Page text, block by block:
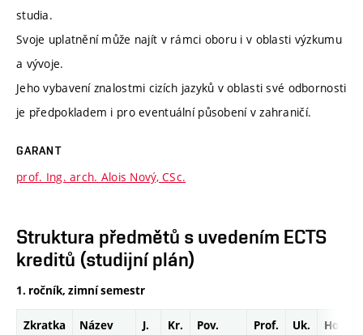
studia.
Svoje uplatnění může najít v rámci oboru i v oblasti výzkumu
a vývoje.
Jeho vybavení znalostmi cizích jazyků v oblasti své odbornosti
je předpokladem i pro eventuální působení v zahraničí.
GARANT
prof. Ing. arch. Alois Nový, CSc.
Struktura předmětů s uvedením ECTS
kreditů (studijní plán)
1. ročník, zimní semestr
Zkratka Název J. Kr. Pov. Prof. Uk. Hod.